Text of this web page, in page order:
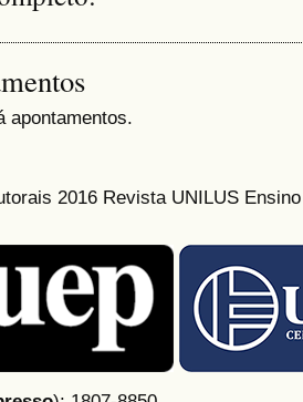
apontamentos.
2016 Revista UNILUS